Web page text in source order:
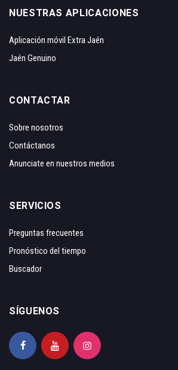
NUESTRAS APLICACIONES
Aplicación móvil Extra Jaén
Jaén Genuino
CONTACTAR
Sobre nosotros
Contáctanos
Anunciate en nuestros medios
SERVICIOS
Preguntas frecuentes
Pronóstico del tiempo
Buscador
SÍGUENOS